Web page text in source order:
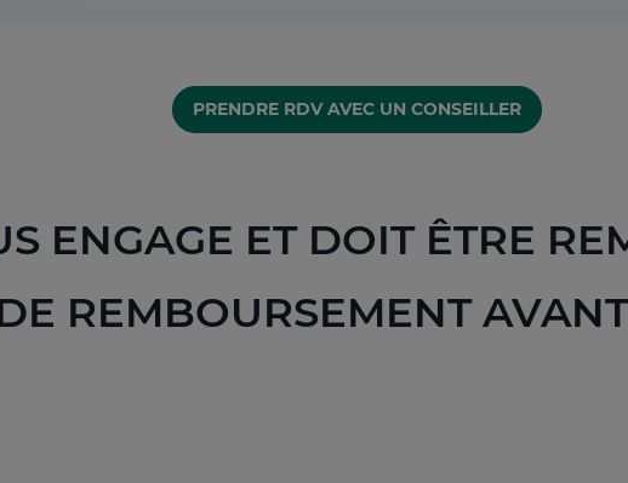
PRENDRE RDV AVEC UN CONSEILLER
ENGAGE ET DOIT ÊTRE
REMBOURSEMENT